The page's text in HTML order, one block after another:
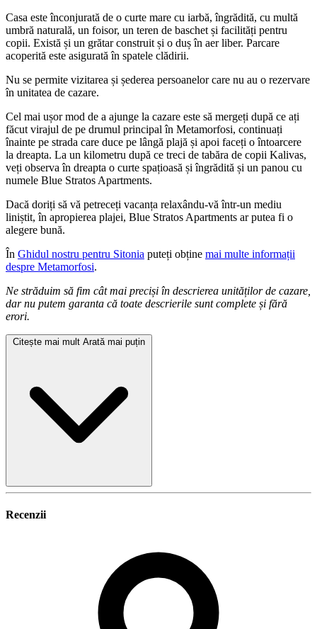
Casa este înconjurată de o curte mare cu iarbă, îngrădită, cu multă
umbră naturală, un foisor, un teren de baschet și facilități pentru
copii. Există și un grătar construit și o duș în aer liber. Parcare
acoperită este asigurată în spatele clădirii.
Nu se permite vizitarea și șederea persoanelor care nu au o rezervare
în unitatea de cazare.
Cel mai ușor mod de a ajunge la cazare este să mergeți după ce ați
făcut virajul de pe drumul principal în Metamorfosi, continuați
înainte pe strada care duce pe lângă plajă și apoi faceți o întoarcere
la dreapta. La un kilometru după ce treci de tabăra de copii Kalivas,
veți observa în dreapta o curte spațioasă și îngrădită și un panou cu
numele Blue Stratos Apartments.
Dacă doriți să vă petreceți vacanța relaxându-vă într-un mediu
liniștit, în apropierea plajei, Blue Stratos Apartments ar putea fi o
alegere bună.
În Ghidul nostru pentru Sitonia puteți obține mai multe informații
despre Metamorfosi.
Ne străduim să fim cât mai preciși în descrierea unităților de cazare,
dar nu putem garanta că toate descrierile sunt complete și fără
erori.
Citește mai mult Arată mai puțin
Recenzii